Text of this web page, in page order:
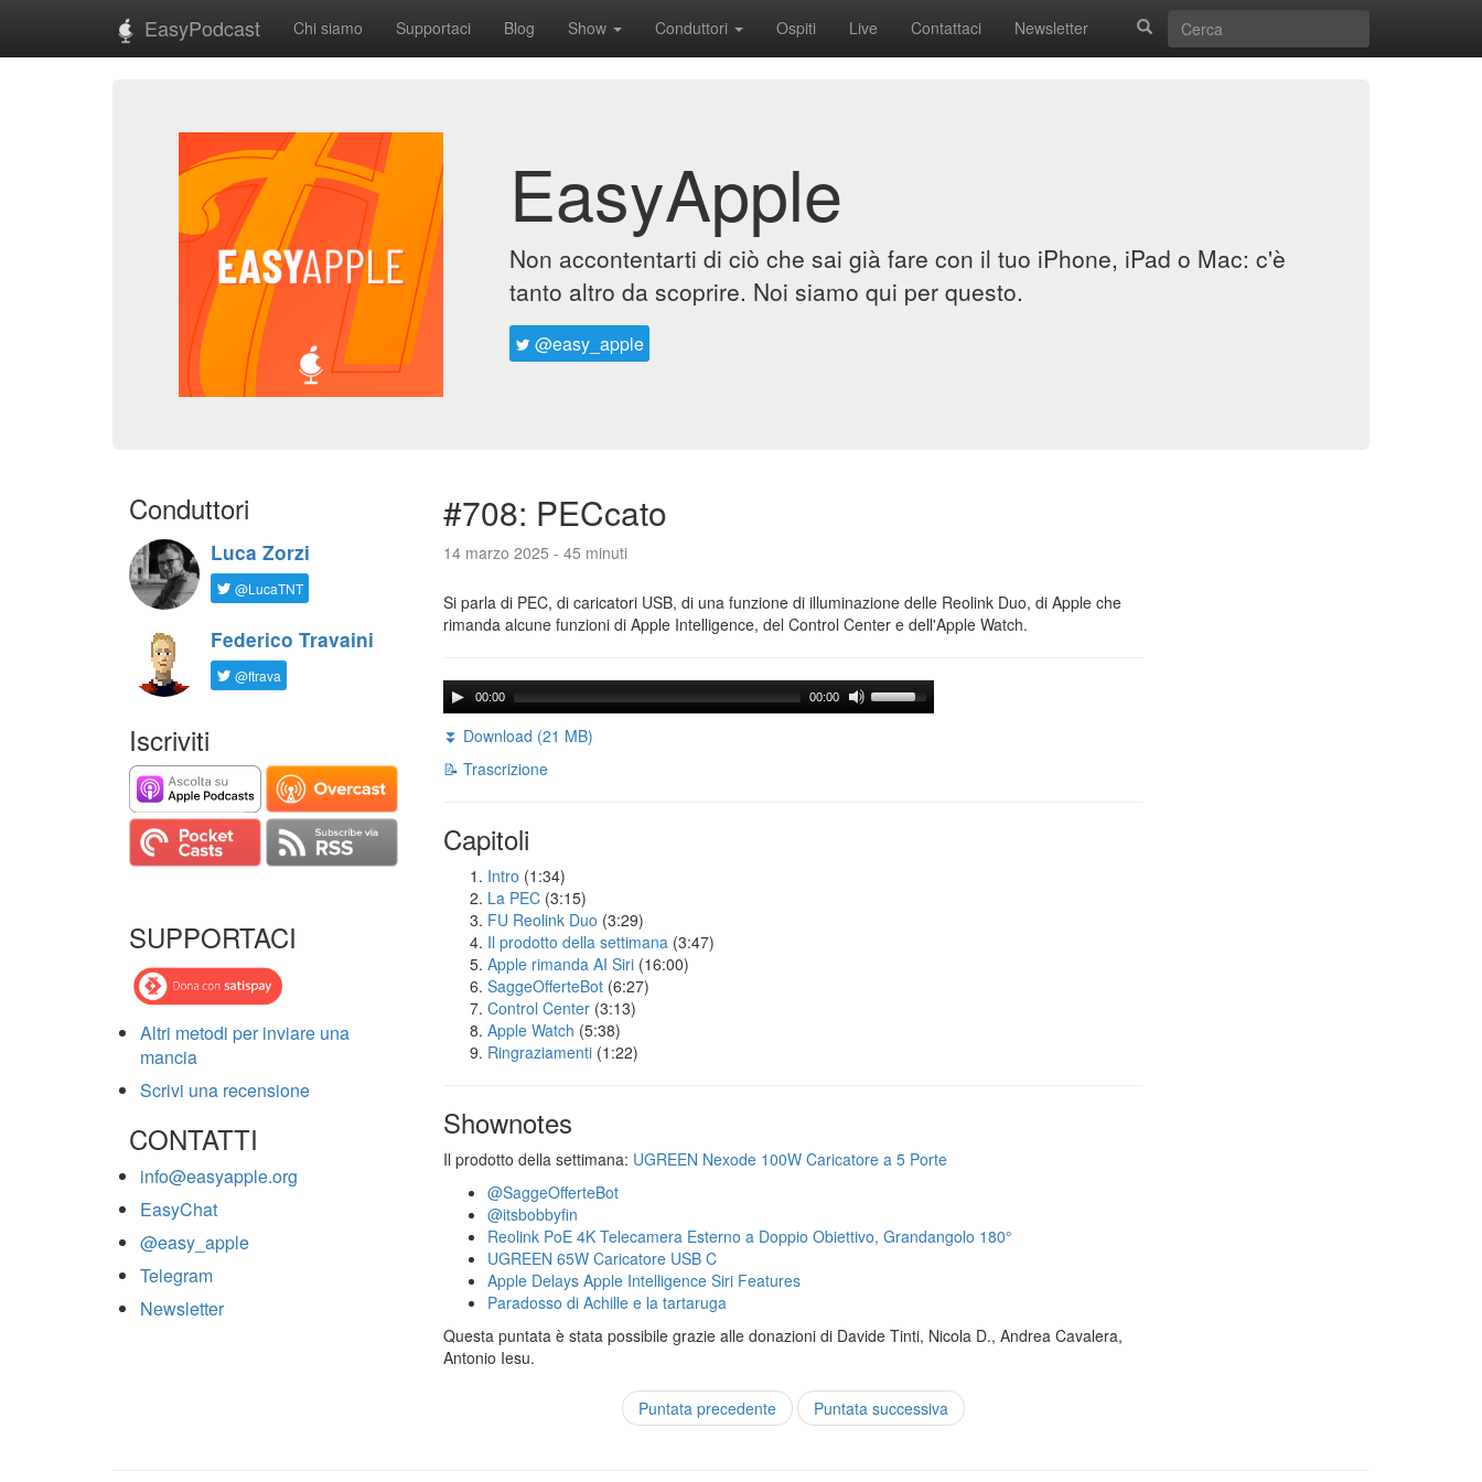
EasyPodcast Chi siamo Supportaci Blog Show Conduttori Ospiti Live Contattaci Newsletter
EasyApple
Non accontentarti di ciò che sai già fare con il tuo iPhone, iPad o Mac: c'è
tanto altro da scoprire. Noi siamo qui per questo.
@easy_apple
Conduttori
Luca Zorzi
@LucaTNT
Federico Travaini
@ftrava
Iscriviti
SUPPORTACI
Altri metodi per inviare una
mancia
Scrivi una recensione
CONTATTI
info@easyapple.org
EasyChat
@easy_apple
Telegram
Newsletter
#708: PECcato
14 marzo 2025 - 45 minuti
Si parla di PEC, di caricatori USB, di una funzione di illuminazione delle Reolink Duo, di Apple che
rimanda alcune funzioni di Apple Intelligence, del Control Center e dell'Apple Watch.
00:00 00:00
⏬ Download (21 MB)
📝 Trascrizione
Capitoli
Intro (1:34)
La PEC (3:15)
FU Reolink Duo (3:29)
Il prodotto della settimana (3:47)
Apple rimanda AI Siri (16:00)
SaggeOfferteBot (6:27)
Control Center (3:13)
Apple Watch (5:38)
Ringraziamenti (1:22)
Shownotes
Il prodotto della settimana: UGREEN Nexode 100W Caricatore a 5 Porte
@SaggeOfferteBot
@itsbobbyfin
Reolink PoE 4K Telecamera Esterno a Doppio Obiettivo, Grandangolo 180°
UGREEN 65W Caricatore USB C
Apple Delays Apple Intelligence Siri Features
Paradosso di Achille e la tartaruga
Questa puntata è stata possibile grazie alle donazioni di Davide Tinti, Nicola D., Andrea Cavalera,
Antonio Iesu.
Puntata precedente Puntata successiva